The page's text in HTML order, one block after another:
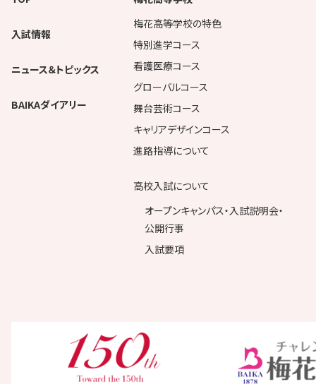
入試情報
ニュース＆トピックス
BAIKAダイアリー
梅花高等学校の特色
特別進学コース
看護医療コース
グローバルコース
舞台芸術コース
キャリアデザインコース
進路指導について
高校入試について
オープンキャンパス・入試説明会・
公開行事
入試要項